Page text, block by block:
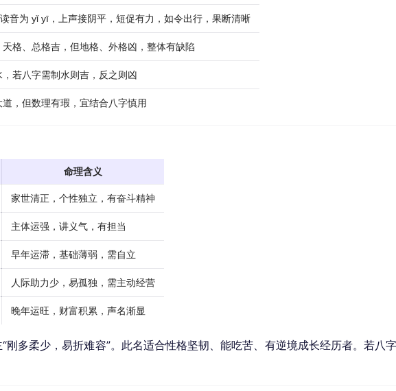
读音为 yǐ yī，上声接阴平，短促有力，如令出行，果断清晰
天格、总格吉，但地格、外格凶，整体有缺陷
，若八字需制水则吉，反之则凶
道，但数理有瑕，宜结合八字慎用
命理含义
家世清正，个性独立，有奋斗精神
主体运强，讲义气，有担当
早年运滞，基础薄弱，需自立
人际助力少，易孤独，需主动经营
晚年运旺，财富积累，声名渐显
刚多柔少，易折难容”。此名适合性格坚韧、能吃苦、有逆境成长经历者。若八